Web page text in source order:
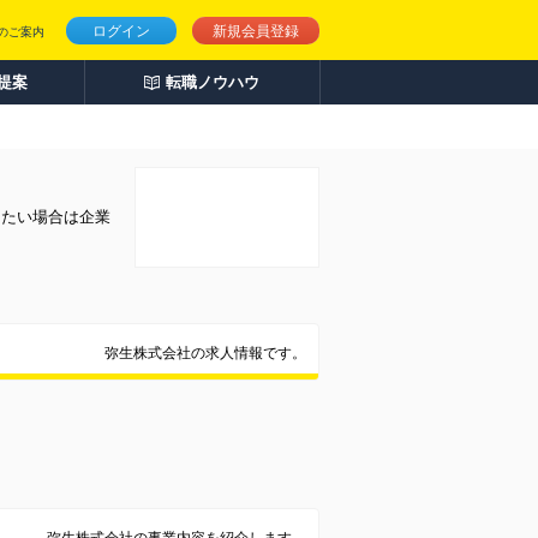
ログイン 新規会員登録
ご案内
案 転職ノウハウ
い場合は企業
弥生株式会社の求人情報です。